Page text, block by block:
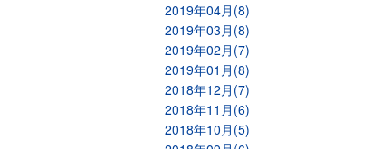
2019年04月(8)
2019年03月(8)
2019年02月(7)
2019年01月(8)
2018年12月(7)
2018年11月(6)
2018年10月(5)